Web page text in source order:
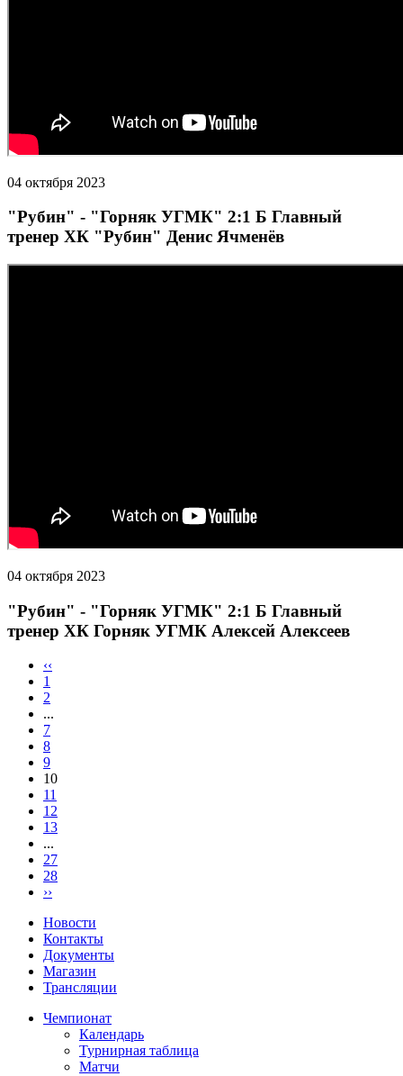
04 октября 2023
"Рубин" - "Горняк УГМК" 2:1 Б Главный
тренер ХК "Рубин" Денис Ячменёв
04 октября 2023
"Рубин" - "Горняк УГМК" 2:1 Б Главный
тренер ХК Горняк УГМК Алексей Алексеев
‹‹
1
2
...
7
8
9
10
11
12
13
...
27
28
››
Новости
Контакты
Документы
Магазин
Трансляции
Чемпионат
Календарь
Турнирная таблица
Матчи